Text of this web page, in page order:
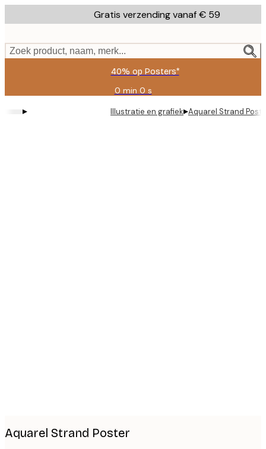
to
content.
Gratis verzending vanaf € 59
Zoek product, naam, merk...
40% op Posters*
0 min 0 s
Geldig
tot:
2026-
▸ Illustratie en grafiek▸Aquarel Strand
Aquarel Strand Poster